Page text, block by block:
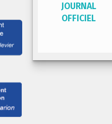
JOURNAL
OFFICIEL